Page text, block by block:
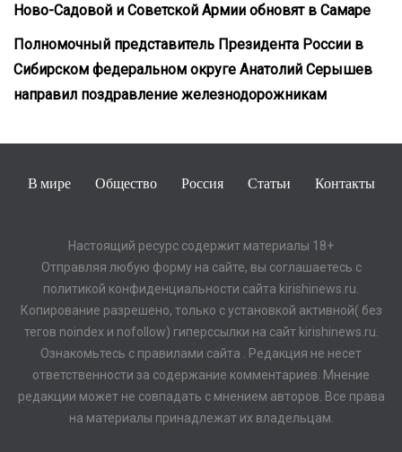
Ново-Садовой и Советской Армии обновят в Самаре
Полномочный представитель Президента России в
Сибирском федеральном округе Анатолий Серышев
направил поздравление железнодорожникам
В мире Общество Россия Статьи Контакты
Настоящий ресурс содержит материалы 18+
Отправляя любую форму на сайте, вы соглашаетесь с
политикой конфиденциальности сайта kirishinews.ru.
Копирование разрешено, только с установкой активной( без
тегов noindex и nofollow) гиперссылки на сайт kirishinews.ru.
Ознакомьтесь с правилами сайта . Редакция не несет
ответственности за содержание комментариев. Мнение
редакции может не совпадать с мнением авторов. Все права
на материалы принадлежат их владельцам.